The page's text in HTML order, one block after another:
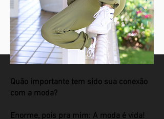
Quão importante tem sido sua conexão
com a moda?
Enorme, pois pra mim: A moda é vida!